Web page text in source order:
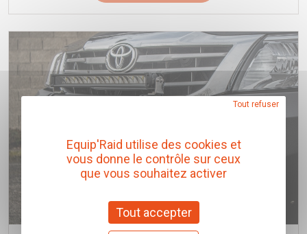
Equip'Raid utilise des cookies et
vous donne le contrôle sur ceux
que vous souhaitez activer
Tout accepter
Tout refuser